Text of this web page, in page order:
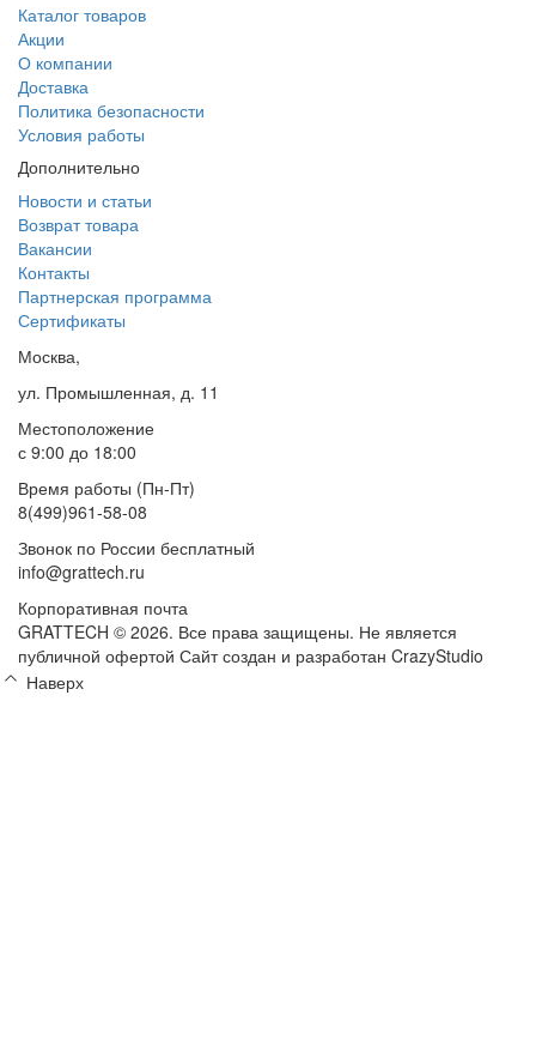
Каталог товаров
Акции
О компании
Доставка
Политика безопасности
Условия работы
Дополнительно
Новости и статьи
Возврат товара
Вакансии
Контакты
Партнерская программа
Сертификаты
Москва,
ул. Промышленная, д. 11
Местоположение
с 9:00 до 18:00
Время работы (Пн-Пт)
8(499)961-58-08
Звонок по России бесплатный
info@grattech.ru
Корпоративная почта
GRATTECH © 2026. Все права защищены. Не является
публичной офертой Сайт создан и разработан CrazyStudio
Наверх